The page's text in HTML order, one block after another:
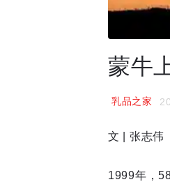
蒙牛
乳品之家
文 | 张志伟
1999年，